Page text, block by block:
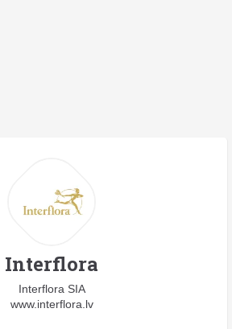
Interflora
Interflora SIA
www.interflora.lv